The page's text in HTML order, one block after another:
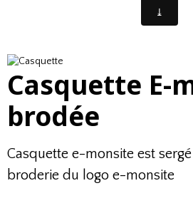
Casquette E-
brodée
Casquette e-monsite est
broderie du logo e-monsite